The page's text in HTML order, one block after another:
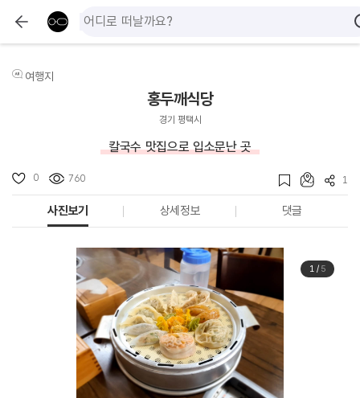
여행지
홍두깨식당
경기 평택시
칼국수 맛집으로 입소문난 곳
0 760 1
사진보기 상세정보 댓글
1/ 5